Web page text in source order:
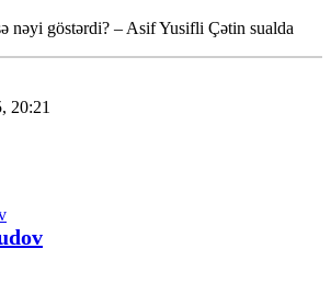
nəyi göstərdi? – Asif Yusifli Çətin sualda
20:21